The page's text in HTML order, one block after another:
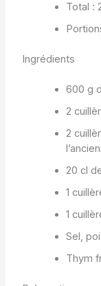
Total :
Ingrédients
600 g
2
2
20 cl
1
1
Sel,
Thym